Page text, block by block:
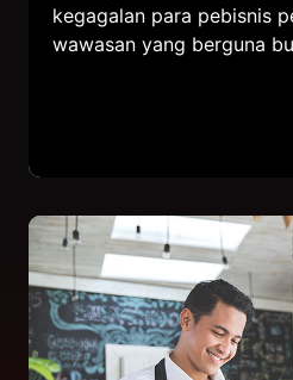
kegagalan para pebisnis
wawasan yang berguna